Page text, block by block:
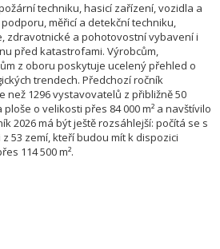
techniku, hasicí zařízení, vozidla a
měřicí a detekční techniku,
zdravotnické a pohotovostní vybavení i
před katastrofami. Výrobcům,
z oboru poskytuje ucelený přehled o
trendech. Předchozí ročník
než 1296 vystavovatelů z přibližně 50
o velikosti přes 84 000 m² a navštívilo
2026 má být ještě rozsáhlejší: počítá se s
53 zemí, kteří budou mít k dispozici
114 500 m².